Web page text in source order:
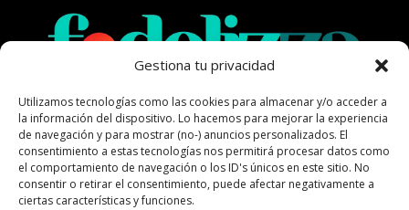
Gestiona tu privacidad
Utilizamos tecnologías como las cookies para almacenar y/o acceder a
la información del dispositivo. Lo hacemos para mejorar la experiencia
de navegación y para mostrar (no-) anuncios personalizados. El
consentimiento a estas tecnologías nos permitirá procesar datos como
el comportamiento de navegación o los ID's únicos en este sitio. No
consentir o retirar el consentimiento, puede afectar negativamente a
ciertas características y funciones.
Todo lo que tu negocio local necesita: reseñas,
fidelización y crecimiento, en un solo lugar.